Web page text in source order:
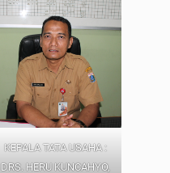
KEPALA TATA USAHA :
DRS. HERU KUNCAHYO,